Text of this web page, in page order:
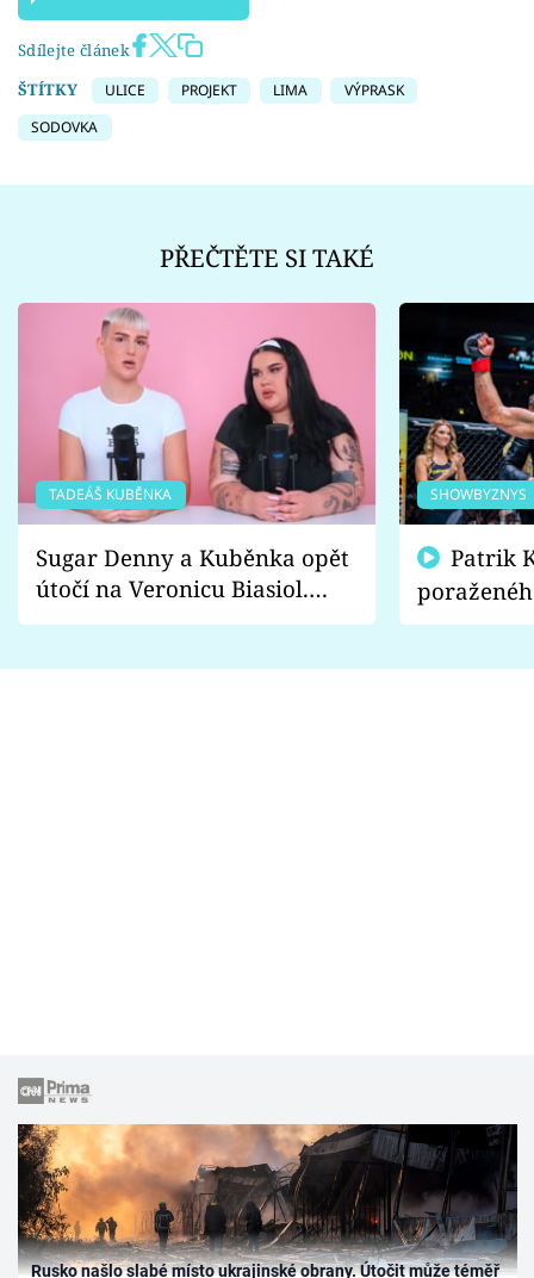
Sdílejte článek
ŠTÍTKY
ULICE PROJEKT LIMA
VÝPRASK
SODOVKA
PŘEČTĚTE SI TAKÉ
TADEÁŠ KUBĚNKA
Sugar Denny a Kuběnka opět
útočí na Veronicu Biasiol.
Proč je podle nich falešná a
SHOWBYZNYS
fanoušci
Rusko našlo slabé místo ukrajinské obrany. Útočit může téměř